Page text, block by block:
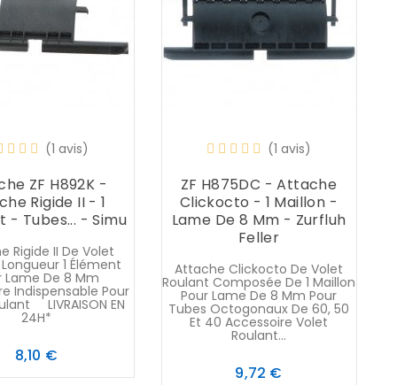
(1 avis)
ZF H892K -
Rigide II - 1
- Tubes... - Simu
Rigide II De Volet
1 Élément
Lame De 8 Mm
Indispensable Pour
LIVRAISON EN
24H*
8,10 €
(1 avis)
ZF H875DC - Attache
Clickocto - 1 Maillon -
Lame De 8 Mm - Zurfluh
Feller
Attache Clickocto De Volet
Roulant Composée De 1 Maillon
Pour Lame De 8 Mm Pour
Tubes Octogonaux De 60, 50
Et 40 Accessoire Volet
Roulant...
9,72 €